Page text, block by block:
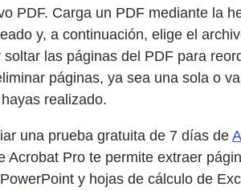
PDF. Carga un PDF mediante la
y, a continuación, elige el
las páginas del PDF para
páginas, ya sea una sola o
realizado.
una prueba gratuita de 7 días de
Pro te permite extraer
y hojas de cálculo de